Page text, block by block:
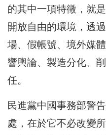
的其中一項特徵，就
開放自由的環境，透
場、假帳號、境外媒
響輿論、製造分化、
任。
民進黨中國事務部警
處，在於它不必改變